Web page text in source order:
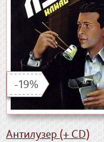
-19%
Антилузер (+ CD)